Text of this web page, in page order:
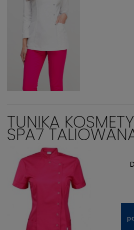
TUNIKA
SPA7